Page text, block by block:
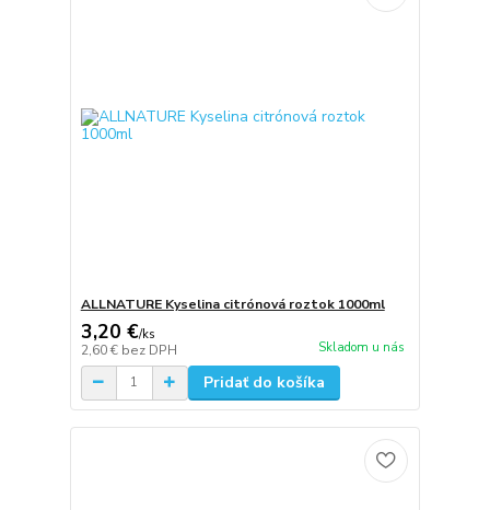
ALLNATURE Kyselina citrónová roztok 1000ml
3,20 €/ks
2,60 € bez DPH Skladom u nás
Pridať do košíka